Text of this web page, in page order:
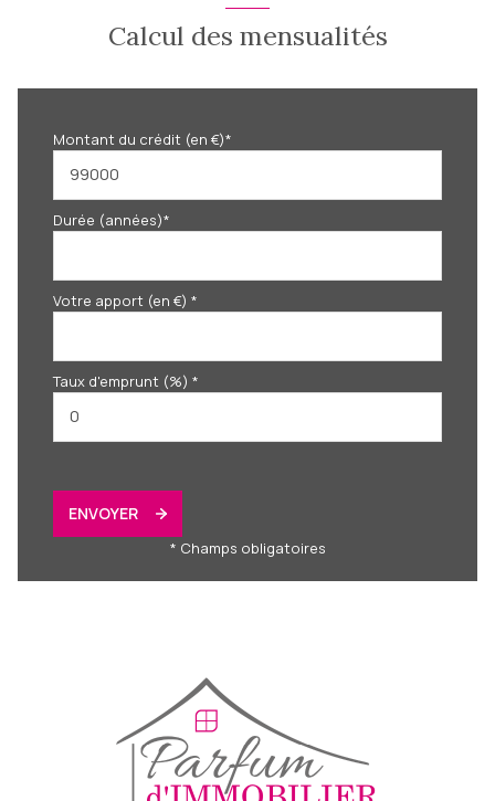
Calcul des mensualités
Montant du crédit (en €)*
Durée (années)*
Votre apport (en €) *
Taux d'emprunt (%) *
ENVOYER
* Champs obligatoires